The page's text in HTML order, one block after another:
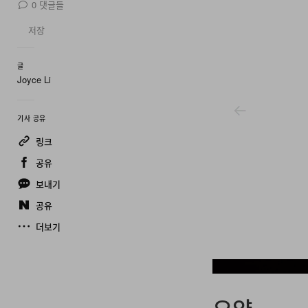
0 댓글들
저장
글
Joyce Li
기사 공유
링크
공유
보내기
공유
더보기